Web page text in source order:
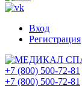
Вход
Регистрация
+7 (800) 500-72-81
+7 (800) 500-72-81